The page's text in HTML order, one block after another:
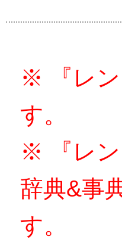
※ 『レン
す。
※ 『レン
辞典&事
す。